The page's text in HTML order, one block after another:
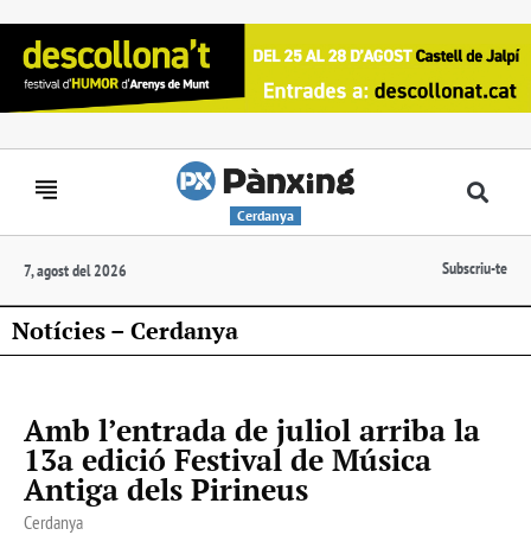
Cerdanya
7, agost del 2026 Subscriu-te
Notícies – Cerdanya
Amb l’entrada de juliol arriba la
13a edició Festival de Música
Antiga dels Pirineus
Cerdanya